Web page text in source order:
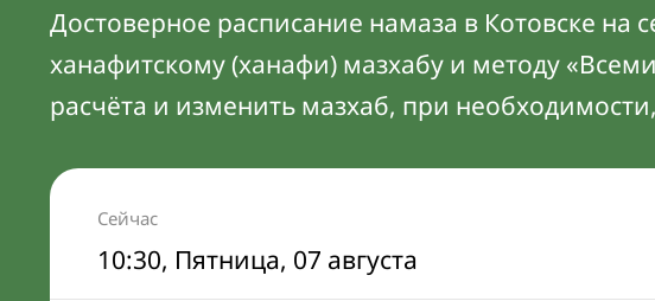
Достоверное расписание намаза в Котовске на
ханафитскому (ханафи) мазхабу и методу
расчёта и изменить мазхаб, при
Сейчас
10:30, Пятница, 07 августа